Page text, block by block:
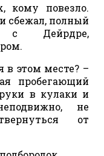
кому повезло.
сбежал, полный
с Дейрдре,
в этом месте? –
пробегающий
в кулаки и
не
от